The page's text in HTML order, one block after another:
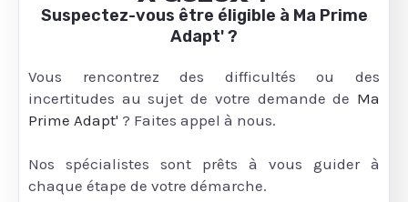
Suspectez-vous être éligible à Ma Prime
Adapt' ?
Vous rencontrez des difficultés ou des
incertitudes au sujet de votre demande de Ma
Prime Adapt' ? Faites appel à nous.
Nos spécialistes sont prêts à vous guider à
chaque étape de votre démarche.